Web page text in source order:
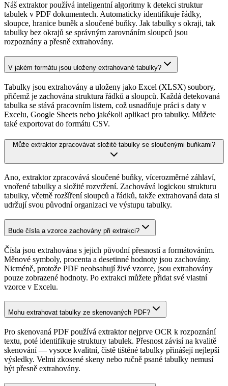
Náš extraktor používá inteligentní algoritmy k detekci struktur
tabulek v PDF dokumentech. Automaticky identifikuje řádky,
sloupce, hranice buněk a sloučené buňky. Jak tabulky s okraji, tak
tabulky bez okrajů se správným zarovnáním sloupců jsou
rozpoznány a přesně extrahovány.
V jakém formátu jsou uloženy extrahované tabulky?
Tabulky jsou extrahovány a uloženy jako Excel (XLSX) soubory,
přičemž je zachována struktura řádků a sloupců. Každá detekovaná
tabulka se stává pracovním listem, což usnadňuje práci s daty v
Excelu, Google Sheets nebo jakékoli aplikaci pro tabulky. Můžete
také exportovat do formátu CSV.
Může extraktor zpracovávat složité tabulky se sloučenými buňkami?
Ano, extraktor zpracovává sloučené buňky, vícerozměrné záhlaví,
vnořené tabulky a složité rozvržení. Zachovává logickou strukturu
tabulky, včetně rozšíření sloupců a řádků, takže extrahovaná data si
udržují svou původní organizaci ve výstupu tabulky.
Bude čísla a vzorce zachovány při extrakci?
Čísla jsou extrahována s jejich původní přesností a formátováním.
Měnové symboly, procenta a desetinné hodnoty jsou zachovány.
Nicméně, protože PDF neobsahují živé vzorce, jsou extrahovány
pouze zobrazené hodnoty. Po extrakci můžete přidat své vlastní
vzorce v Excelu.
Mohu extrahovat tabulky ze skenovaných PDF?
Pro skenovaná PDF používá extraktor nejprve OCR k rozpoznání
textu, poté identifikuje struktury tabulek. Přesnost závisí na kvalitě
skenování — vysoce kvalitní, čistě tištěné tabulky přinášejí nejlepší
výsledky. Velmi zkosené skeny nebo ručně psané tabulky nemusí
být přesně extrahovány.